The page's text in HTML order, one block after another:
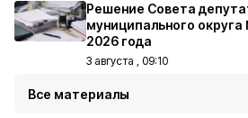
Решение Совета
муниципального
2026 года
3 августа , 09:10
Все материалы